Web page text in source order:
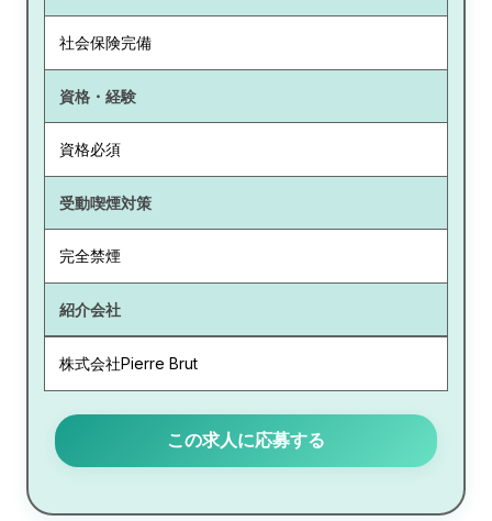
社会保険完備
資格・経験
資格必須
受動喫煙対策
完全禁煙
紹介会社
株式会社Pierre Brut
この求人に応募する